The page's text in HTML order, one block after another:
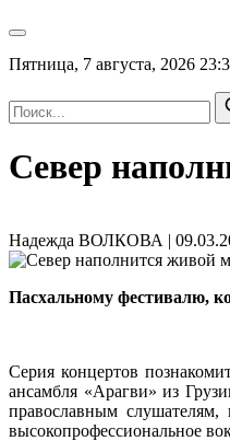
Пятница, 7 августа, 2026
Север
Надежда ВОЛКОВА |
Пасхальному фестивалю,
Серия концертов
ансамбля «Арагви» из
православным
высокопрофессиональное